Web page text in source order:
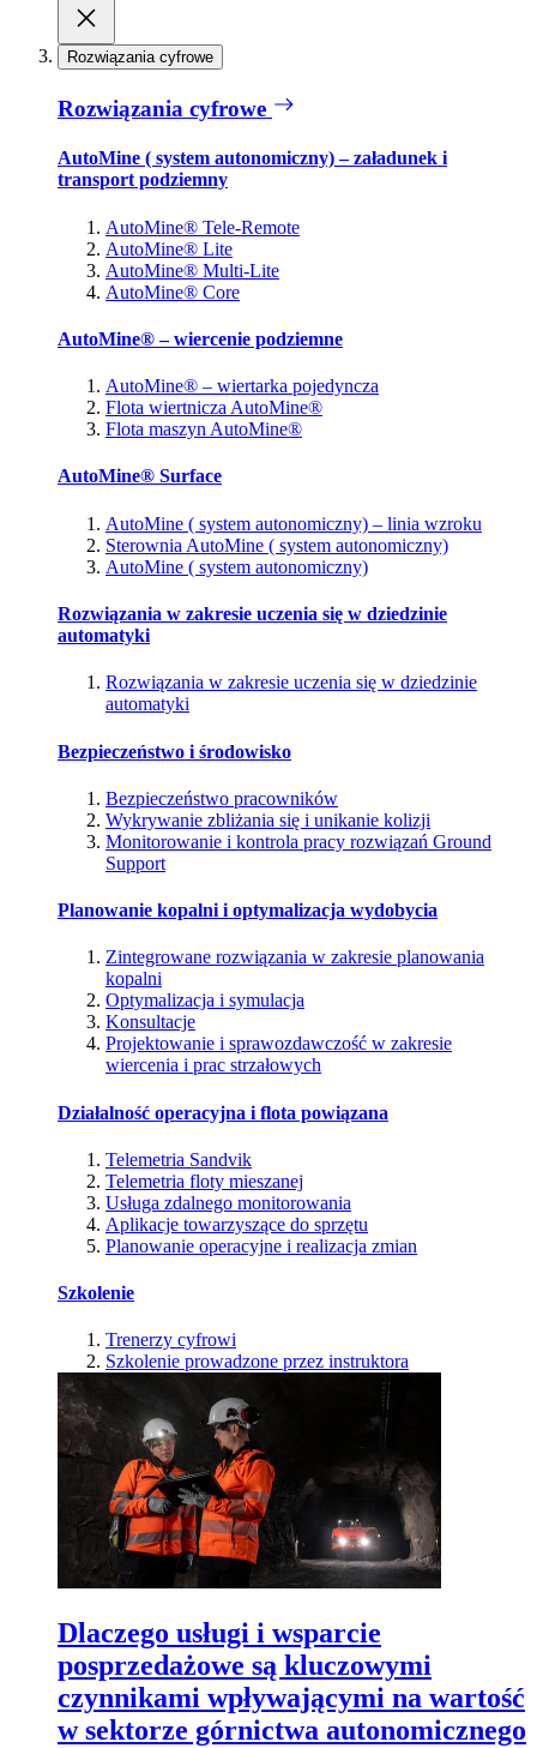
Rozwiązania cyfrowe
Rozwiązania cyfrowe
AutoMine ( system autonomiczny) – załadunek i
transport podziemny
AutoMine® Tele-Remote
AutoMine® Lite
AutoMine® Multi-Lite
AutoMine® Core
AutoMine® – wiercenie podziemne
AutoMine® – wiertarka pojedyncza
Flota wiertnicza AutoMine®
Flota maszyn AutoMine®
AutoMine® Surface
AutoMine ( system autonomiczny) – linia wzroku
Sterownia AutoMine ( system autonomiczny)
AutoMine ( system autonomiczny)
Rozwiązania w zakresie uczenia się w dziedzinie
automatyki
Rozwiązania w zakresie uczenia się w dziedzinie
automatyki
Bezpieczeństwo i środowisko
Bezpieczeństwo pracowników
Wykrywanie zbliżania się i unikanie kolizji
Monitorowanie i kontrola pracy rozwiązań Ground
Support
Planowanie kopalni i optymalizacja wydobycia
Zintegrowane rozwiązania w zakresie planowania
kopalni
Optymalizacja i symulacja
Konsultacje
Projektowanie i sprawozdawczość w zakresie
wiercenia i prac strzałowych
Działalność operacyjna i flota powiązana
Telemetria Sandvik
Telemetria floty mieszanej
Usługa zdalnego monitorowania
Aplikacje towarzyszące do sprzętu
Planowanie operacyjne i realizacja zmian
Szkolenie
Trenerzy cyfrowi
Szkolenie prowadzone przez instruktora
Dlaczego usługi i wsparcie
posprzedażowe są kluczowymi
czynnikami wpływającymi na wartość
w sektorze górnictwa autonomicznego